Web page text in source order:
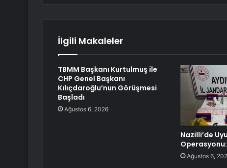
İlgili Makaleler
TBMM Başkanı Kurtulmuş ile
CHP Genel Başkanı
Kılıçdaroğlu’nun Görüşmesi
Başladı
Ağustos 6, 2026
Nazilli’de
Ağustos 6,